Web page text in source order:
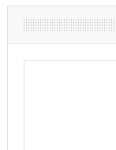
في 2017
دين في أعناقنا